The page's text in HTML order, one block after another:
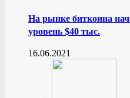
На рынке биткоина
уровень $40 тыс.
16.06.2021